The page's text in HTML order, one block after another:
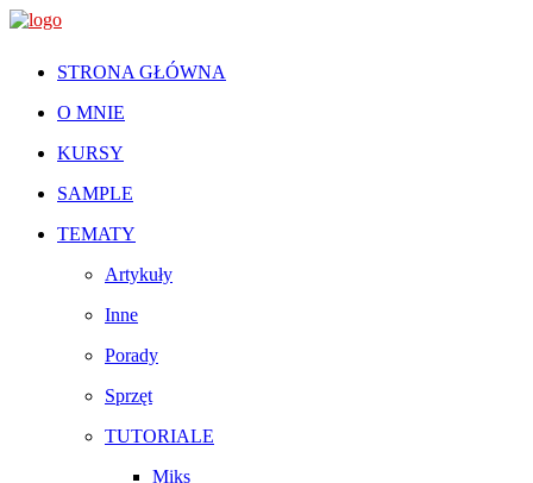
STRONA GŁÓWNA
O MNIE
KURSY
SAMPLE
TEMATY
Artykuły
Inne
Porady
Sprzęt
TUTORIALE
Miks